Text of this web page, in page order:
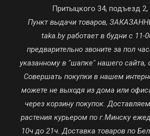
Притыцкого 34, подъезд
Пункт выдачи товаров,
taka.by работает в будни с 11-
предварительно звоните за пол
указанному в "шапке" нашего сайта,
Совершать покупки в нашем
можете не выходя из дома или
через корзину покупок.
растения курьером по г.Минску
10ч до 21ч. Доставка товаров по